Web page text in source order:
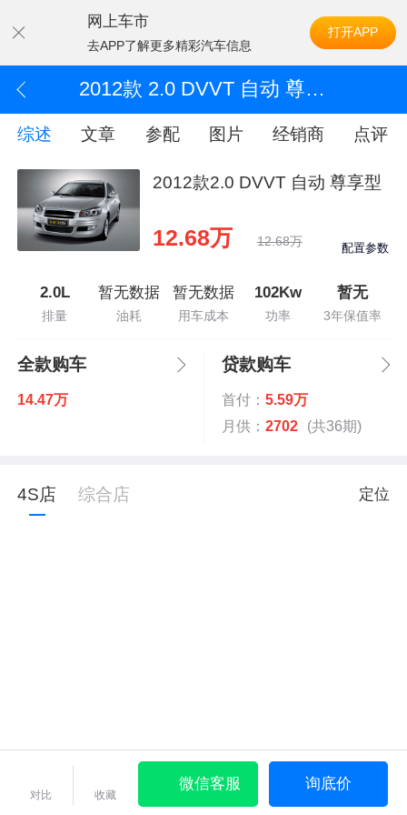
网上车市
去APP了解更多精彩汽车信息
打开APP
2012款 2.0 DVVT 自动 尊享型
综述 文章 参配 图片 经销商 点评
2012款2.0 DVVT 自动 尊享型
12.68万 12.68万 配置参数
2.0L
排量
暂无数据
油耗
暂无数据
用车成本
102Kw
功率
暂无
3年保值率
全款购车
14.47万
贷款购车
首付： 5.59万
月供： 2702 (共36期)
4S店 综合店 定位
对比 收藏
微信客服 询底价